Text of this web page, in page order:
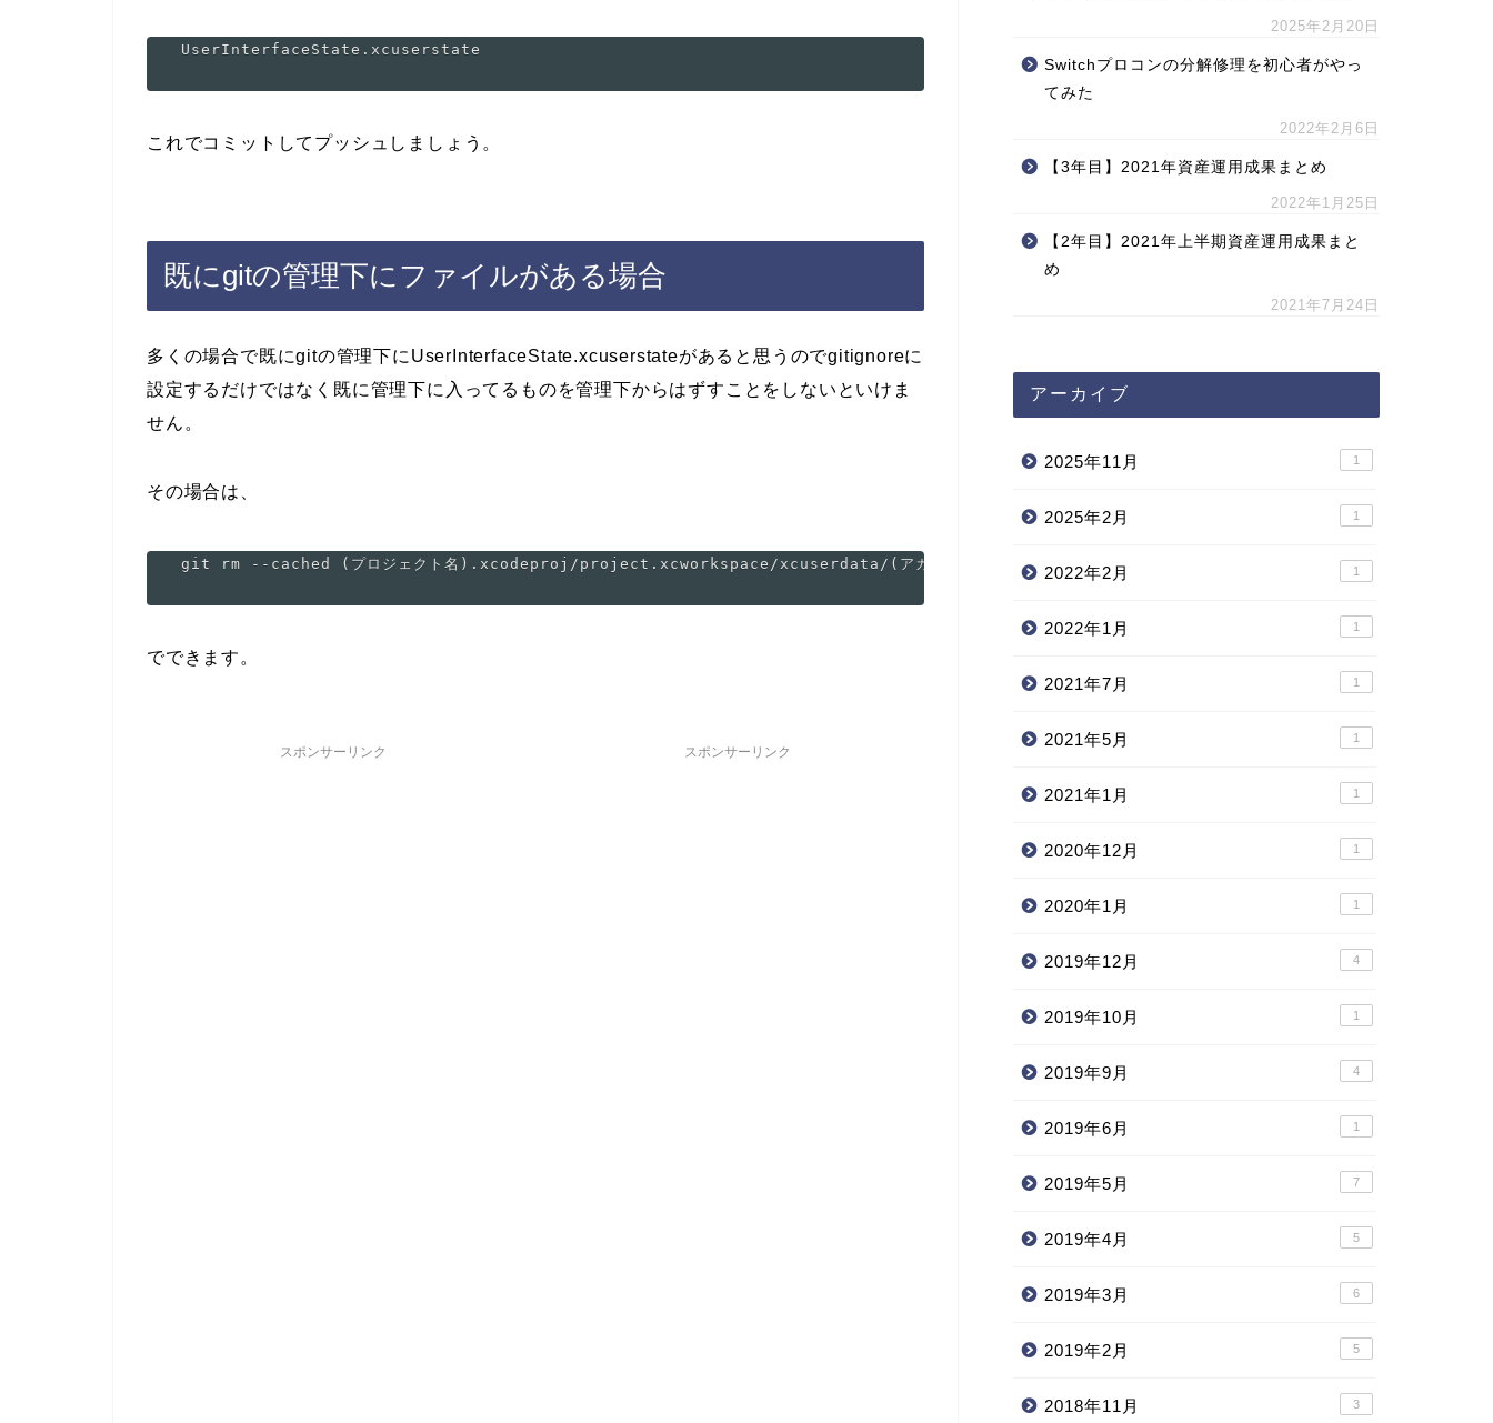
これでコミットしてプッシュしましょう。
既にgitの管理下にファイルがある場合
多くの場合で既にgitの管理下にUserInterfaceState.xcuserstateがあると思うのでgitignoreに
設定するだけではなく既に管理下に入ってるものを管理下からはずすことをしないといけま
せん。
その場合は、
でできます。
スポンサーリンク スポンサーリンク
2025年2月20日
Switchプロコンの分解修理を初心者がやっ
てみた
2022年2月6日
【3年目】2021年資産運用成果まとめ
2022年1月25日
【2年目】2021年上半期資産運用成果まと
め
2021年7月24日
アーカイブ
2025年11月 1
2025年2月 1
2022年2月 1
2022年1月 1
2021年7月 1
2021年5月 1
2021年1月 1
2020年12月 1
2020年1月 1
2019年12月 4
2019年10月 1
2019年9月 4
2019年6月 1
2019年5月 7
2019年4月 5
2019年3月 6
2019年2月 5
2018年11月 3